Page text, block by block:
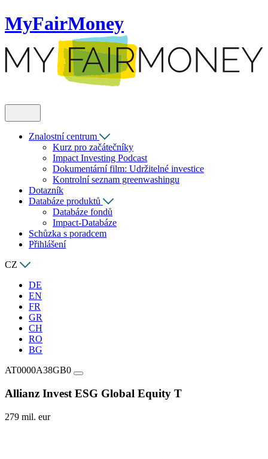
MyFairMoney
Znalostní centrum
Kurz pro začátečníky
Impact Investing Podcast
Dokumentární film: Udržitelné investice
Kontrolní seznam greenwashingu
Dotazník
Databáze produktů
Databáze fondů
Impact-Databáze
Schůzka s poradcem
Přihlášení
CZ
DE
EN
FR
GR
CH
RO
BG
AT0000A38GB0
Allianz Invest ESG Global Equity T
279 mil. eur